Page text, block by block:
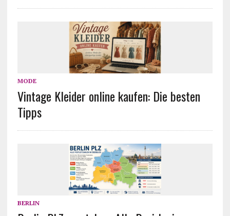
MODE
Vintage Kleider online kaufen: Die besten
Tipps
BERLIN